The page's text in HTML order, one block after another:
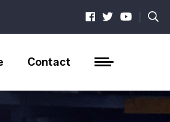
|
Contact